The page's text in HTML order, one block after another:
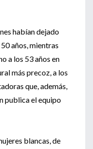
habían dejado
años, mientras
a los 53 años en
más precoz, a los
que, además,
publica el equipo
blancas, de